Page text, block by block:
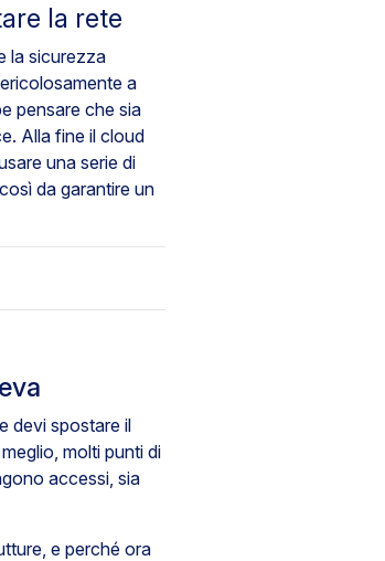
la rete
la sicurezza
a
pensare che sia
Alla fine il cloud
una serie di
da garantire un
devi spostare il
molti punti di
accessi, sia
e perché ora